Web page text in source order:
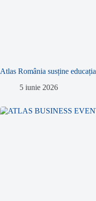
Atlas România susține educația
5 iunie 2026